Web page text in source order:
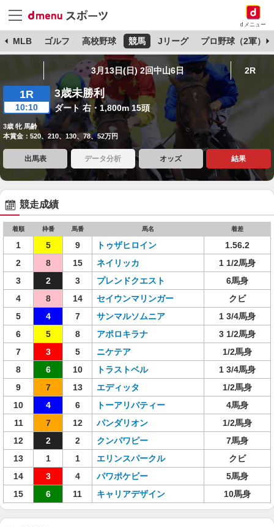
dメニュー
MLB ゴルフ 高校野球 競馬 Jリーグ プロ野球（2軍）
3月13日(日) 2回中山6日 2R
1R
10:10
3歳未勝利
ダート 右・1,800m 15頭
3歳 牝 馬齢
本賞金：520、210、130、78、52万円
出馬表 データ分析 オッズ 結果
競走成績
着順 枠番 馬番 馬名 着差
1 5 9 トゥザヒロイン
1.56.2
2
8 15 ネイリッカ
1 1/2馬身
3
2 3 プレンドクエスト
6馬身
4
8 14 セイウンマリンガー
クビ
5
4 7 サンマルソムニア
1 3/4馬身
6
5 8 アポロキラナ
3 1/2馬身
7
3 5 ニケテア
1/2馬身
8
6 10 トラストベル
1 3/4馬身
9
7 13 エディッタ
1/2馬身
10
4 6 トーアリバティー
4馬身
11
7 12 パンダリオン
1/2馬身
12
2 2 クンパワピー
7馬身
13
1 1 エリンスパークル
クビ
14
3 4 パワポケビー
5馬身
15
6 11 キャリアデザイン 10馬身